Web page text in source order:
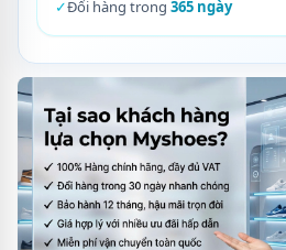
✓Đổi hàng trong 365 ngày